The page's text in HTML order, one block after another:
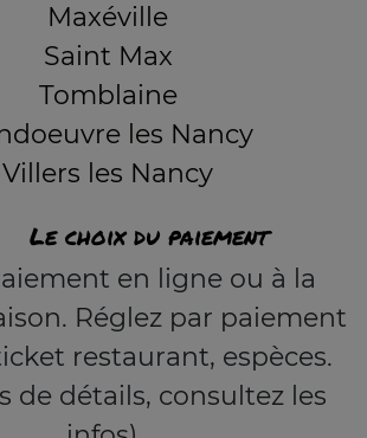
Maxéville
Saint Max
Tomblaine
les Nancy
Villers les Nancy
Le choix du paiement
en ligne ou à la
Réglez par paiement
restaurant, espèces.
de détails, consultez les